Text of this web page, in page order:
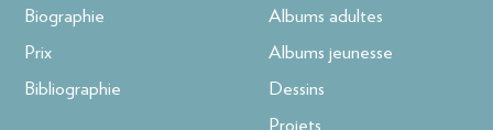
Biographie
Prix
Bibliographie
Albums adultes
Albums jeunesse
Dessins
Projets